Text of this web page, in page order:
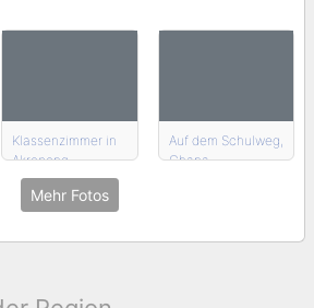
Klassenzimmer in
Akropong
Auf dem Schulweg,
Ghana
Mehr Fotos